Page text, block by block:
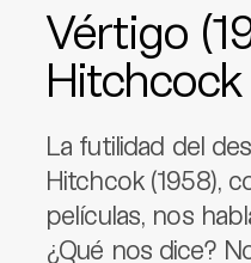
Vértigo
Hitchcock
La futilidad del
Hitchcok (1958),
películas, nos
¿Qué nos dice?